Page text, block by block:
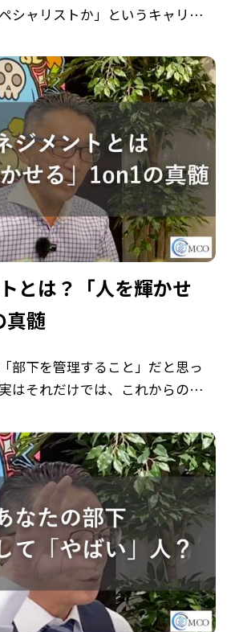
シャリストか」というキャリア
調査データや実際のエピソード
キャリアの実態とマネジメ […]
とは？「人を輝かせ
真髄
部下を管理すること」だと思っ
はそれだけでは、これからの時
を失うマネージャーの分かれ道は
ります。 本記事では、動画 […]